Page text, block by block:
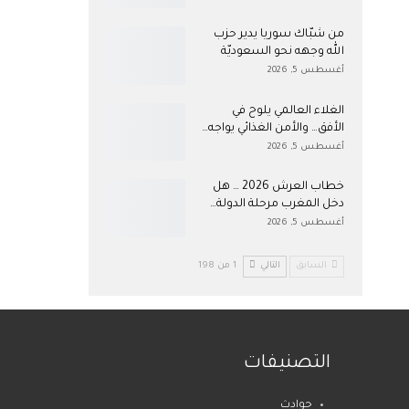
من شبّاك سوريا يدير حزب
الله وجهه نحو السعوديّة
أغسطس 5, 2026
الغلاء العالمي يلوح في
الأفق… والأمن الغذائي يواجه…
أغسطس 5, 2026
خطاب العرش 2026 … هل
دخل المغرب مرحلة الدولة…
أغسطس 5, 2026
السابق التالي 1 من 198
التصنيفات
حوادث